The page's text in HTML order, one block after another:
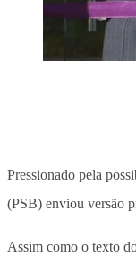
Pressionado pela
(PSB) enviou versão
Assim como o texto